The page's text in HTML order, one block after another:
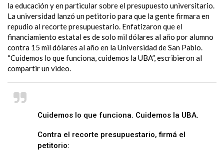
la educación y en particular sobre el presupuesto universitario.
La universidad lanzó un petitorio para que la gente firmara en
repudio al recorte presupuestario. Enfatizaron que el
financiamiento estatal es de solo mil dólares al año por alumno
contra 15 mil dólares al año en la Universidad de San Pablo.
“Cuidemos lo que funciona, cuidemos la UBA”, escribieron al
compartir un video.
Cuidemos lo que funciona. Cuidemos la UBA.
Contra el recorte presupuestario, firmá el
petitorio: